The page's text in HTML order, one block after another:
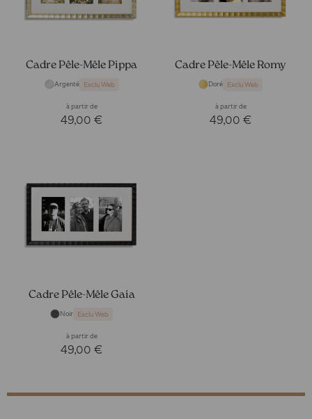
Cadre Pêle-Mêle Pippa
Argenté Exclu Web
à partir de
49,00 €
Cadre Pêle-Mêle Romy
Doré Exclu Web
à partir de
49,00 €
Cadre Pêle-Mêle Gaia
Noir Exclu Web
à partir de
49,00 €